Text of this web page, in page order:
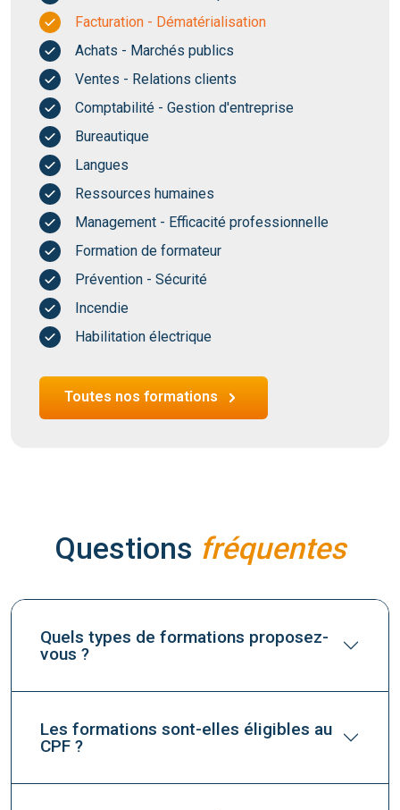
Facturation - Dématérialisation
Achats - Marchés publics
Ventes - Relations clients
Comptabilité - Gestion d'entreprise
Bureautique
Langues
Ressources humaines
Management - Efficacité professionnelle
Formation de formateur
Prévention - Sécurité
Incendie
Habilitation électrique
Toutes nos formations
Questions fréquentes
Quels types de formations proposez-
vous ?
Les formations sont-elles éligibles au
CPF ?